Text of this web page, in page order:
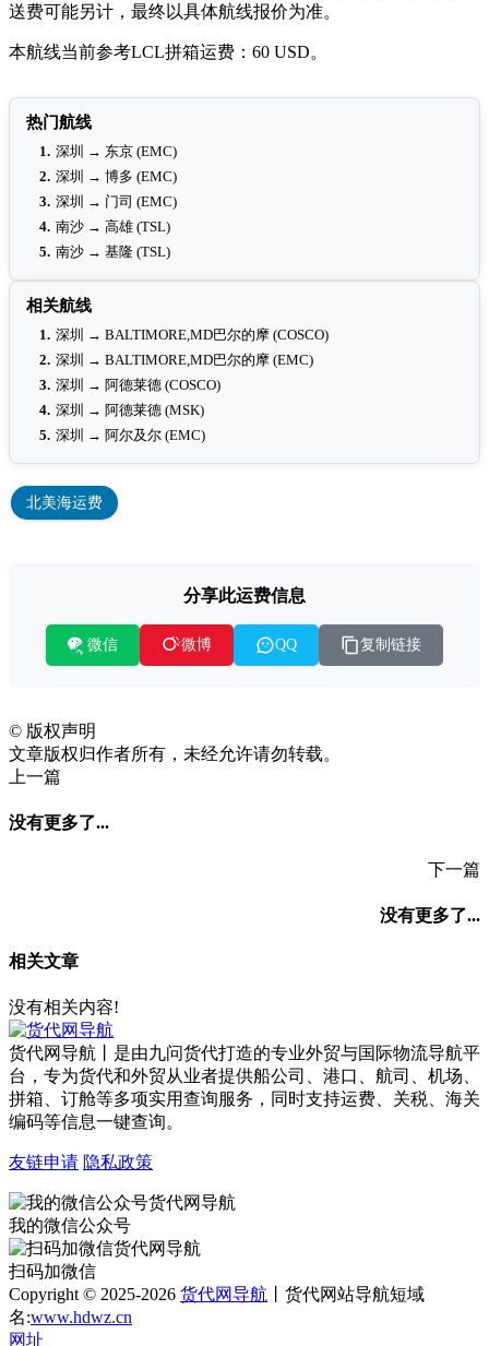
送费可能另计，最终以具体航线报价为准。
本航线当前参考LCL拼箱运费：60 USD。
热门航线
1. 深圳 → 东京 (EMC)
2. 深圳 → 博多 (EMC)
3. 深圳 → 门司 (EMC)
4. 南沙 → 高雄 (TSL)
5. 南沙 → 基隆 (TSL)
相关航线
1. 深圳 → BALTIMORE,MD巴尔的摩 (COSCO)
2. 深圳 → BALTIMORE,MD巴尔的摩 (EMC)
3. 深圳 → 阿德莱德 (COSCO)
4. 深圳 → 阿德莱德 (MSK)
5. 深圳 → 阿尔及尔 (EMC)
北美海运费
分享此运费信息
微信 微博 QQ 复制链接
© 版权声明
文章版权归作者所有，未经允许请勿转载。
上一篇
没有更多了...
下一篇
没有更多了...
相关文章
没有相关内容!
货代网导航丨是由九问货代打造的专业外贸与国际物流导航平
台，专为货代和外贸从业者提供船公司、港口、航司、机场、
拼箱、订舱等多项实用查询服务，同时支持运费、关税、海关
编码等信息一键查询。
友链申请 隐私政策
我的微信公众号
扫码加微信
Copyright © 2025-2026 货代网导航 丨货代网站导航短域
名:www.hdwz.cn
网址